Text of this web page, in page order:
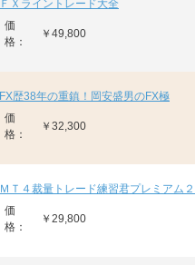
ＦＸライントレード大全
価
格：
￥49,800
FX歴38年の重鎮！岡安盛男のFX極
価
格：
￥32,300
ＭＴ４裁量トレード練習君プレミアム２
価
格：
￥29,800